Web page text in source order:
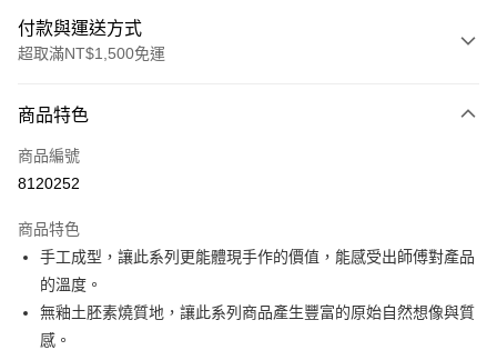
付款與運送方式
超取滿NT$1,500免運
信用卡一次付款
超商取貨付款
街口支付
悠遊付
AFTEE先享後付
商品特色
商品編號
8120252
商品特色
手工成型，讓此系列更能體現手作的價值，能感受出師傅對產品
的溫度。
無釉土胚素燒質地，讓此系列商品產生豐富的原始自然想像與質
感。